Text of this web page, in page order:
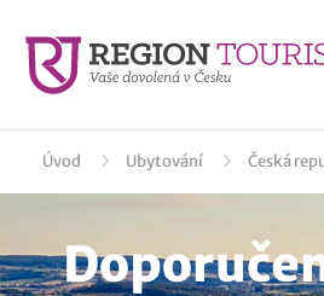
Úvod Ubytování Česká